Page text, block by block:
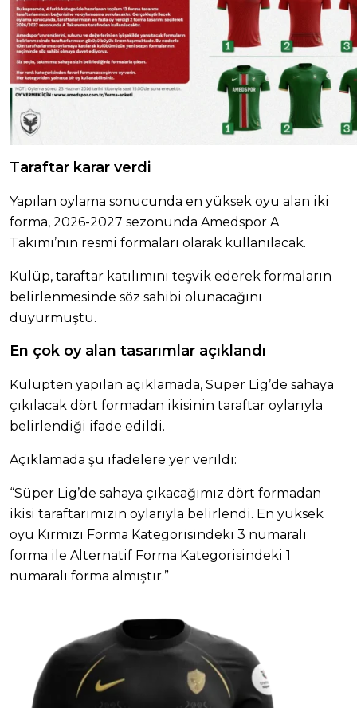
Taraftar karar verdi
Yapılan oylama sonucunda en yüksek oyu alan iki
forma, 2026-2027 sezonunda Amedspor A
Takımı’nın resmi formaları olarak kullanılacak.
Kulüp, taraftar katılımını teşvik ederek formaların
belirlenmesinde söz sahibi olunacağını
duyurmuştu.
En çok oy alan tasarımlar açıklandı
Kulüpten yapılan açıklamada, Süper Lig’de sahaya
çıkılacak dört formadan ikisinin taraftar oylarıyla
belirlendiği ifade edildi.
Açıklamada şu ifadelere yer verildi:
“Süper Lig’de sahaya çıkacağımız dört formadan
ikisi taraftarımızın oylarıyla belirlendi. En yüksek
oyu Kırmızı Forma Kategorisindeki 3 numaralı
forma ile Alternatif Forma Kategorisindeki 1
numaralı forma almıştır.”